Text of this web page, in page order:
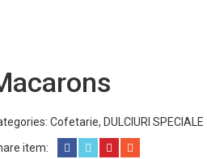
Cofetarie, DULCIURI SPECIALE
item: